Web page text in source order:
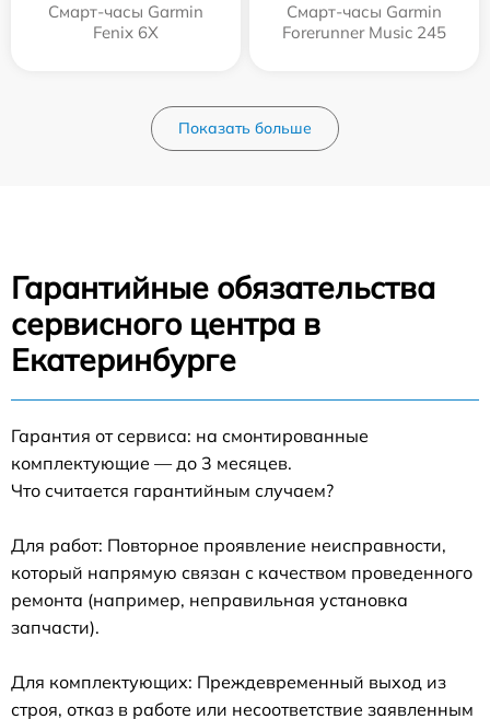
Смарт-часы Garmin
Fenix 6X
Смарт-часы Garmin
Forerunner Music 245
Показать больше
Гарантийные обязательства
сервисного центра в
Екатеринбурге
Гарантия от сервиса: на смонтированные
комплектующие — до 3 месяцев.
Что считается гарантийным случаем?
Для работ: Повторное проявление неисправности,
который напрямую связан с качеством проведенного
ремонта (например, неправильная установка
запчасти).
Для комплектующих: Преждевременный выход из
строя, отказ в работе или несоответствие заявленным